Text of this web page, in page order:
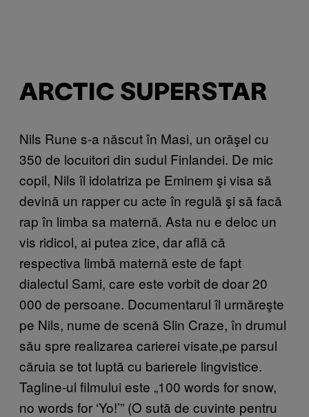
ARCTIC SUPERSTAR
Nils Rune s-a născut în Masi, un orăşel cu
350 de locuitori din sudul Finlandei. De mic
copil, Nils îl idolatriza pe Eminem şi visa să
devină un rapper cu acte în regulă şi să facă
rap în limba sa maternă. Asta nu e deloc un
vis ridicol, ai putea zice, dar află că
respectiva limbă maternă este de fapt
dialectul Sami, care este vorbit de doar 20
000 de persoane. Documentarul îl urmăreşte
pe Nils, nume de scenă Slin Craze, în drumul
său spre realizarea carierei visate,pe parsul
căruia se tot luptă cu barierele lingvistice.
Tagline-ul filmului este „100 words for snow,
no words for ‘Yo!’” (O sută de cuvinte pentru